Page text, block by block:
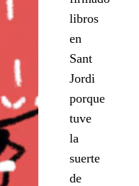
libros
en
Sant
Jordi
porque
tuve
la
suerte
de